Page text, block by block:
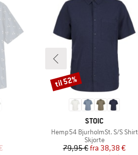
MÆRKE
STOIC
Artikel
Hemp54 BjurholmSt. S/S Shirt
Produktgruppe
Skjorte
Pris
79,95 € Nedsat pris
fra 38,38 €
Rabat
til 52%